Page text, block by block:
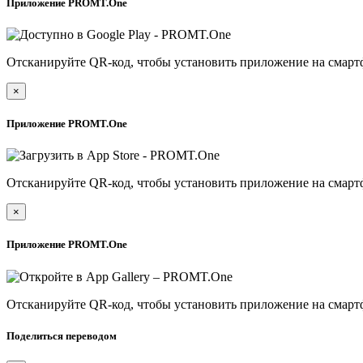
Приложение PROMT.One
Отсканируйте QR-код, чтобы установить приложение на
×
Приложение PROMT.One
Отсканируйте QR-код, чтобы установить приложение на
×
Приложение PROMT.One
Отсканируйте QR-код, чтобы установить приложение на
Поделиться переводом